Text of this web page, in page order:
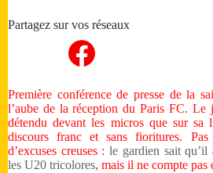
Partagez sur vos réseaux
Première conférence de presse de la
l’aube de la réception du Paris FC. Le
détendu devant les micros que sur
discours franc et sans fioritures.
d’excuses creuses :le gardien sait qu’il
les U20 tricolores, mais il ne compte pas